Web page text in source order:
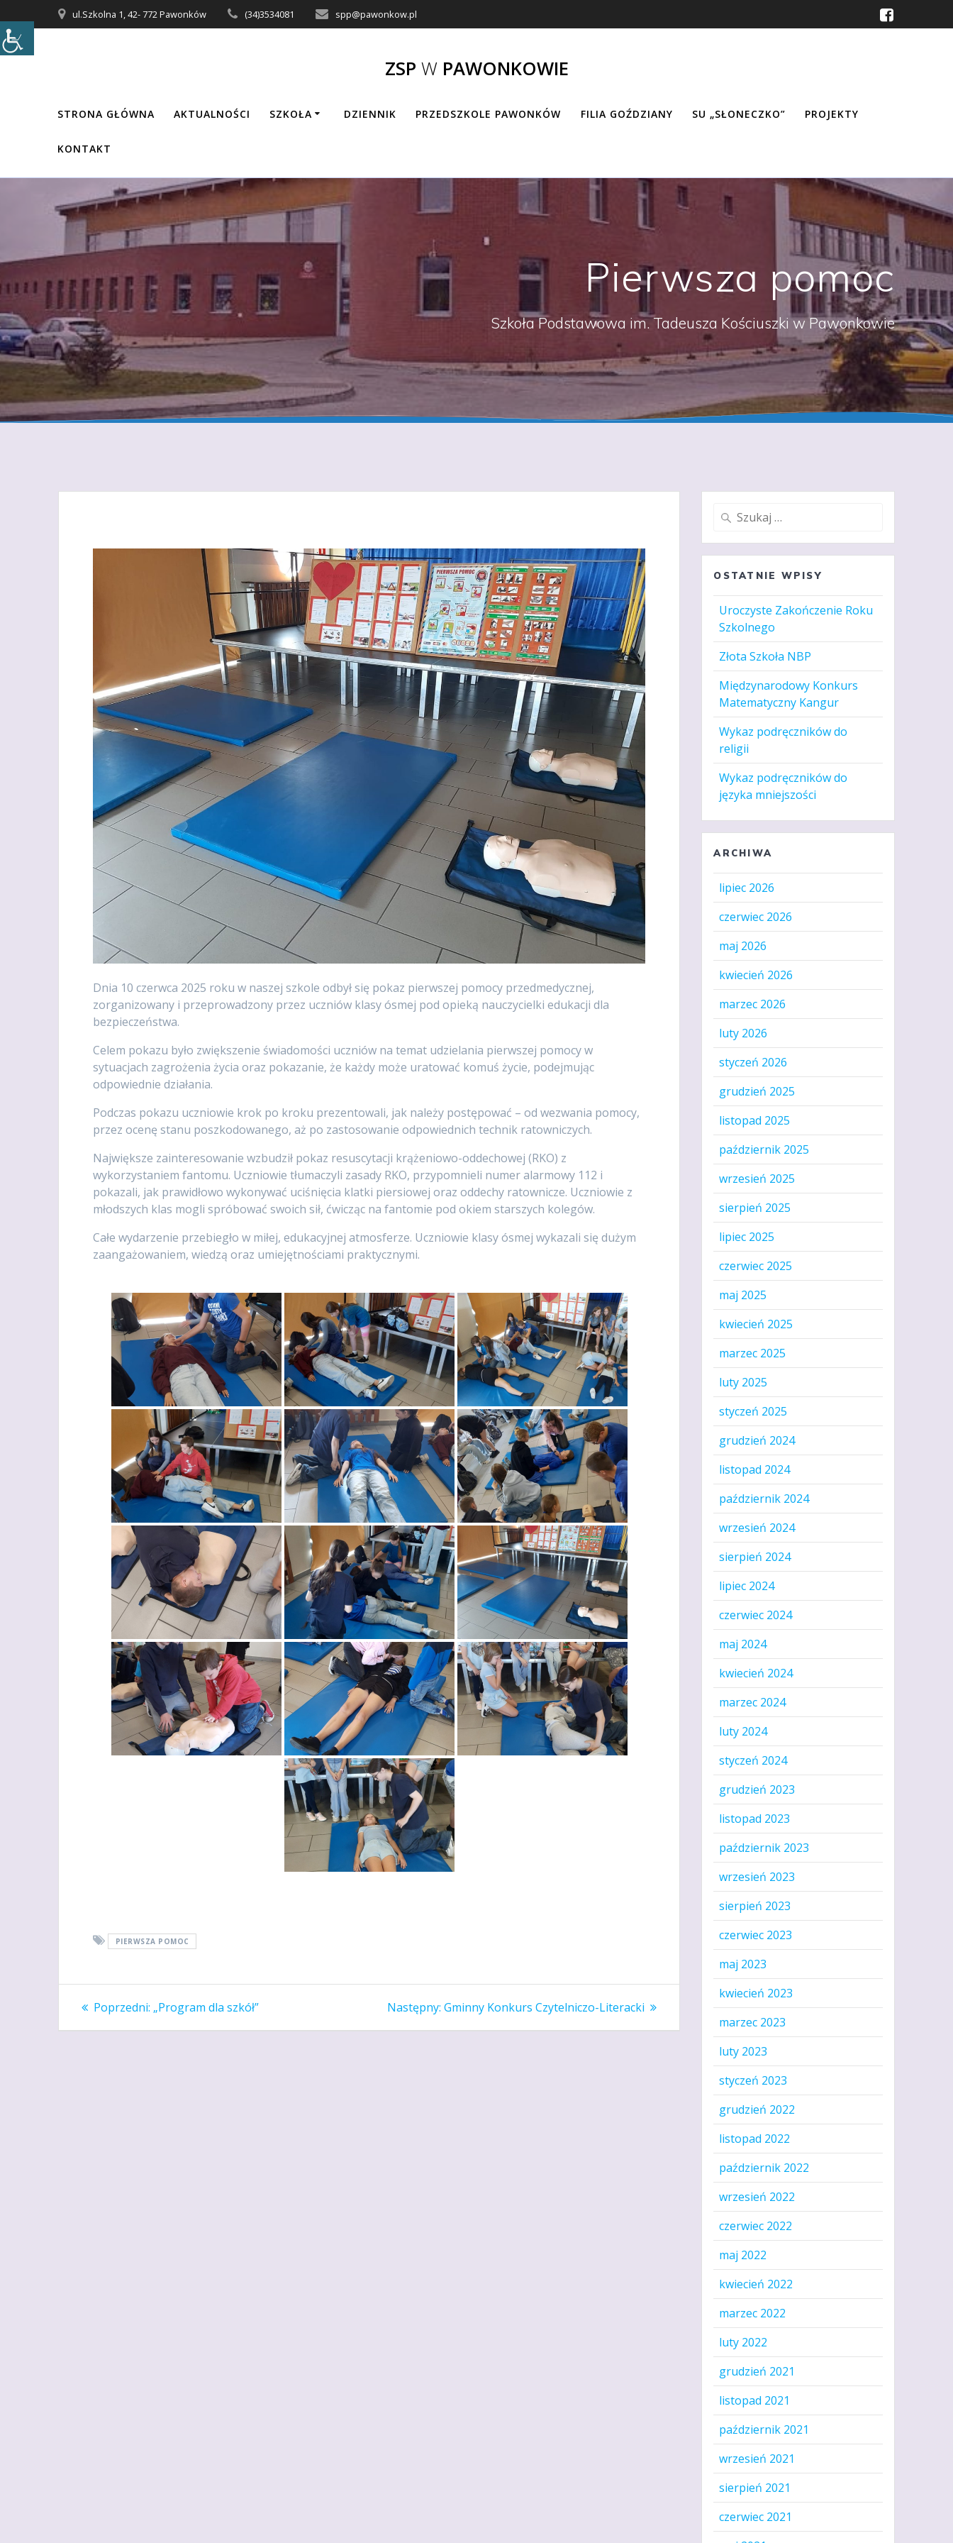
do
treści
ul.Szkolna 1, 42- 772 Pawonków (34)3534081 spp@pawonkow.pl
ZSP W PAWONKOWIE
STRONA GŁÓWNA AKTUALNOŚCI SZKOŁA DZIENNIK PRZEDSZKOLE PAWONKÓW FILIA GOŹDZIANY SU „SŁONECZKO” PROJEKTY
KONTAKT
Pierwsza pomoc
Szkoła Podstawowa im. Tadeusza Kościuszki w Pawonkowie
Dnia 10 czerwca 2025 roku w naszej szkole odbył się pokaz pierwszej pomocy przedmedycznej,
zorganizowany i przeprowadzony przez uczniów klasy ósmej pod opieką nauczycielki edukacji dla
bezpieczeństwa.
Celem pokazu było zwiększenie świadomości uczniów na temat udzielania pierwszej pomocy w
sytuacjach zagrożenia życia oraz pokazanie, że każdy może uratować komuś życie, podejmując
odpowiednie działania.
Podczas pokazu uczniowie krok po kroku prezentowali, jak należy postępować – od wezwania pomocy,
przez ocenę stanu poszkodowanego, aż po zastosowanie odpowiednich technik ratowniczych.
Największe zainteresowanie wzbudził pokaz resuscytacji krążeniowo-oddechowej (RKO) z
wykorzystaniem fantomu. Uczniowie tłumaczyli zasady RKO, przypomnieli numer alarmowy 112 i
pokazali, jak prawidłowo wykonywać uciśnięcia klatki piersiowej oraz oddechy ratownicze. Uczniowie z
młodszych klas mogli spróbować swoich sił, ćwicząc na fantomie pod okiem starszych kolegów.
Całe wydarzenie przebiegło w miłej, edukacyjnej atmosferze. Uczniowie klasy ósmej wykazali się dużym
zaangażowaniem, wiedzą oraz umiejętnościami praktycznymi.
PIERWSZA POMOC
Nawigacja
wpisu
Poprzedni: Poprzedni
„Program dla szkół” Następny: Następny
Gminny Konkurs Czytelniczo-Literacki
Szukaj:
OSTATNIE WPISY
Uroczyste Zakończenie Roku
Szkolnego
Złota Szkoła NBP
Międzynarodowy Konkurs
Matematyczny Kangur
Wykaz podręczników do
religii
Wykaz podręczników do
języka mniejszości
ARCHIWA
lipiec 2026
czerwiec 2026
maj 2026
kwiecień 2026
marzec 2026
luty 2026
styczeń 2026
grudzień 2025
listopad 2025
październik 2025
wrzesień 2025
sierpień 2025
lipiec 2025
czerwiec 2025
maj 2025
kwiecień 2025
marzec 2025
luty 2025
styczeń 2025
grudzień 2024
listopad 2024
październik 2024
wrzesień 2024
sierpień 2024
lipiec 2024
czerwiec 2024
maj 2024
kwiecień 2024
marzec 2024
luty 2024
styczeń 2024
grudzień 2023
listopad 2023
październik 2023
wrzesień 2023
sierpień 2023
czerwiec 2023
maj 2023
kwiecień 2023
marzec 2023
luty 2023
styczeń 2023
grudzień 2022
listopad 2022
październik 2022
wrzesień 2022
czerwiec 2022
maj 2022
kwiecień 2022
marzec 2022
luty 2022
grudzień 2021
listopad 2021
październik 2021
wrzesień 2021
sierpień 2021
czerwiec 2021